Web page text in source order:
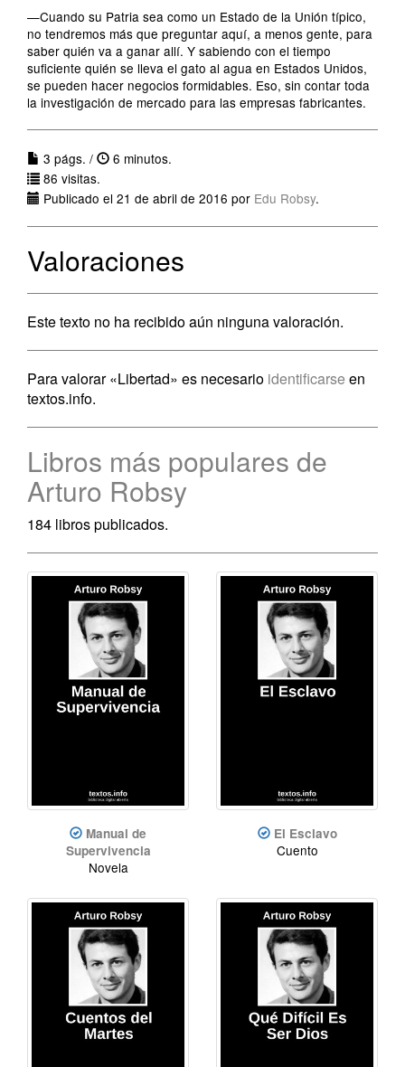
—Cuando su Patria sea como un Estado de la Unión típico,
no tendremos más que preguntar aquí, a menos gente, para
saber quién va a ganar allí. Y sabiendo con el tiempo
suficiente quién se lleva el gato al agua en Estados Unidos,
se pueden hacer negocios formidables. Eso, sin contar toda
la investigación de mercado para las empresas fabricantes.
3 págs. /
6 minutos.
86 visitas.
Publicado el 21 de abril de 2016 por Edu Robsy.
Valoraciones
Este texto no ha recibido aún ninguna valoración.
Para valorar «Libertad» es necesario identificarse en
textos.info.
Libros más populares de
Arturo Robsy
184 libros publicados.
Manual de
Supervivencia
Novela
El Esclavo
Cuento